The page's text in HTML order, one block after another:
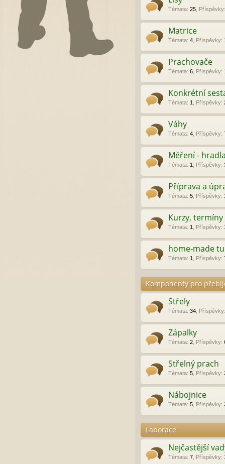
Témata: 25, Příspěvky:
Matrice
Témata: 4, Příspěvky:
Prachovače
Témata: 6, Příspěvky:
Konkrétní
Témata: 1 Příspěvky:
Váhy
Témata: 4, Příspěvky:
Měření -
Témata: 1 Příspěvky:
Příprava a
Témata: 5, Příspěvky:
Kurzy,
Témata: 1 Příspěvky:
home-made
Témata: 1 Příspěvky:
Komponenty pro
Střely
Témata: 34, Příspěvky:
Zápalky
Témata: 2, Příspěvky:
Střelný prach
Témata: 5, Příspěvky:
Nábojnice
Témata: 5, Příspěvky:
Laborace
Nejčastější
Témata: 7, Příspěvky: